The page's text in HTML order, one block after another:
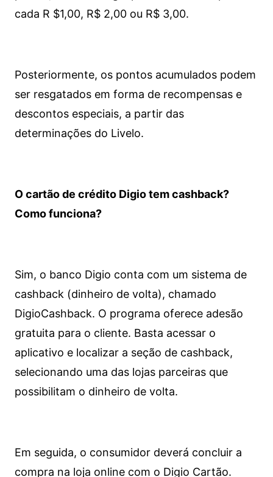
cada R $1,00, R$ 2,00 ou R$ 3,00.
Posteriormente, os pontos acumulados podem
ser resgatados em forma de recompensas e
descontos especiais, a partir das
determinações do Livelo.
O cartão de crédito Digio tem cashback?
Como funciona?
Sim, o banco Digio conta com um sistema de
cashback (dinheiro de volta), chamado
DigioCashback. O programa oferece adesão
gratuita para o cliente. Basta acessar o
aplicativo e localizar a seção de cashback,
selecionando uma das lojas parceiras que
possibilitam o dinheiro de volta.
Em seguida, o consumidor deverá concluir a
compra na loja online com o Digio Cartão.